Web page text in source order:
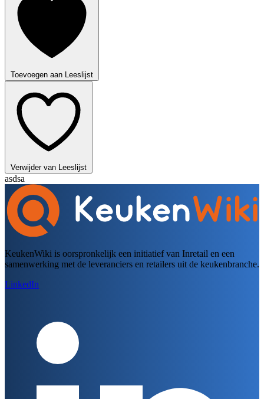
Toevoegen aan Leeslijst
Verwijder van Leeslijst
asdsa
KeukenWiki is oorspronkelijk een initiatief van Inretail en een
samenwerking met de leveranciers en retailers uit de keukenbranche.
LinkedIn